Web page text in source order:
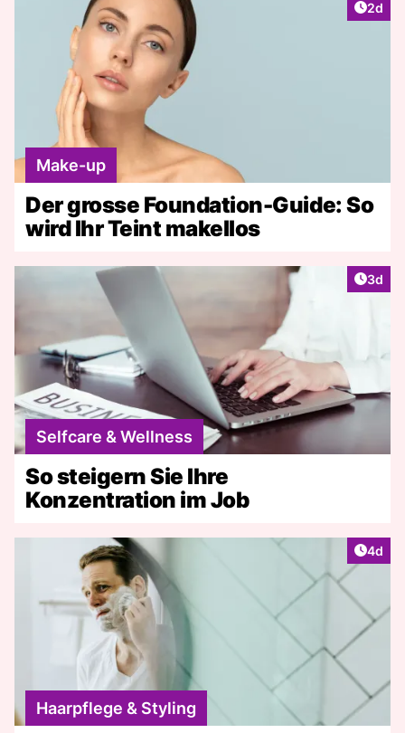
2d
Make-up
Der grosse Foundation-Guide: So
wird Ihr Teint makellos
3d
Selfcare & Wellness
So steigern Sie Ihre
Konzentration im Job
4d
Haarpflege & Styling